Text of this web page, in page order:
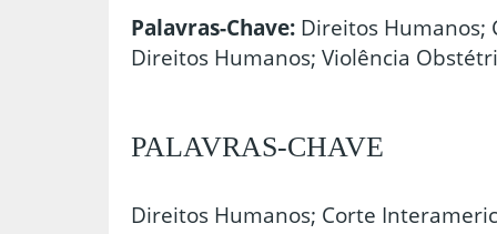
Palavras-Chave: Direitos Humanos;
Direitos Humanos; Violência
PALAVRAS-CHAVE
Direitos Humanos; Corte